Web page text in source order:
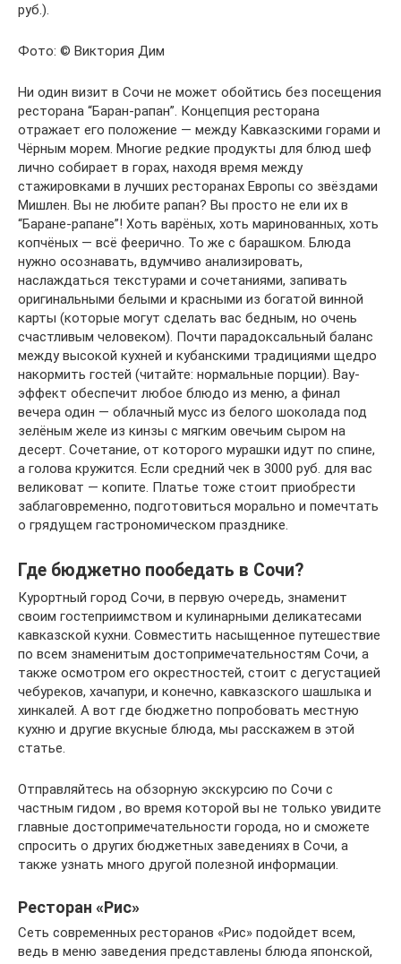
руб.).
Фото: © Виктория Дим
Ни один визит в Сочи не может обойтись без посещения
ресторана “Баран-рапан”. Концепция ресторана
отражает его положение — между Кавказскими горами и
Чёрным морем. Многие редкие продукты для блюд шеф
лично собирает в горах, находя время между
стажировками в лучших ресторанах Европы со звёздами
Мишлен. Вы не любите рапан? Вы просто не ели их в
“Баране-рапане”! Хоть варёных, хоть маринованных, хоть
копчёных — всё феерично. То же с барашком. Блюда
нужно осознавать, вдумчиво анализировать,
наслаждаться текстурами и сочетаниями, запивать
оригинальными белыми и красными из богатой винной
карты (которые могут сделать вас бедным, но очень
счастливым человеком). Почти парадоксальный баланс
между высокой кухней и кубанскими традициями щедро
накормить гостей (читайте: нормальные порции). Вау-
эффект обеспечит любое блюдо из меню, а финал
вечера один — облачный мусс из белого шоколада под
зелёным желе из кинзы с мягким овечьим сыром на
десерт. Сочетание, от которого мурашки идут по спине,
а голова кружится. Если средний чек в 3000 руб. для вас
великоват — копите. Платье тоже стоит приобрести
заблаговременно, подготовиться морально и помечтать
о грядущем гастрономическом празднике.
Где бюджетно пообедать в Сочи?
Курортный город Сочи, в первую очередь, знаменит
своим гостеприимством и кулинарными деликатесами
кавказской кухни. Совместить насыщенное путешествие
по всем знаменитым достопримечательностям Сочи, а
также осмотром его окрестностей, стоит с дегустацией
чебуреков, хачапури, и конечно, кавказского шашлыка и
хинкалей. А вот где бюджетно попробовать местную
кухню и другие вкусные блюда, мы расскажем в этой
статье.
Отправляйтесь на обзорную экскурсию по Сочи с
частным гидом , во время которой вы не только увидите
главные достопримечательности города, но и сможете
спросить о других бюджетных заведениях в Сочи, а
также узнать много другой полезной информации.
Ресторан «Рис»
Сеть современных ресторанов «Рис» подойдет всем,
ведь в меню заведения представлены блюда японской,